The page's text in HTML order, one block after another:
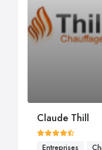
Claude Thill